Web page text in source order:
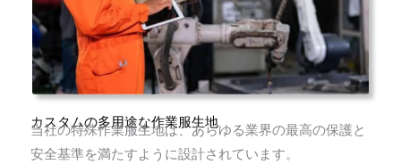
カスタムの多用途な作業服生地
当社の特殊作業服生地は、あらゆる業界の最高の保護と
安全基準を満たすように設計されています。